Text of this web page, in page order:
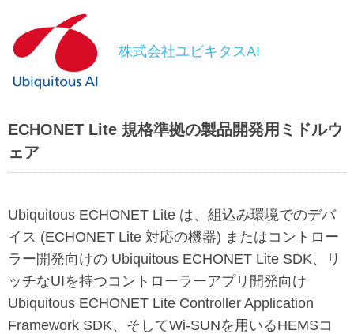
株式会社ユビキタスAI
ECHONET Lite 規格準拠の製品開発用ミドルウ
ェア
Ubiquitous ECHONET Lite は、組込み環境でのデバ
イス (ECHONET Lite 対応の機器) またはコントロー
ラー開発向けの Ubiquitous ECHONET Lite SDK、リ
ッチなUIを持つコントローラーアプリ開発向け
Ubiquitous ECHONET Lite Controller Application
Framework SDK、そしてWi-SUNを用いるHEMSコ